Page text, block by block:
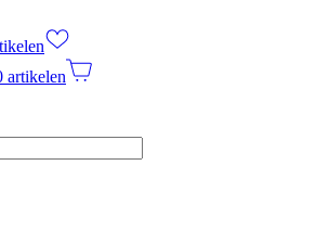
artikelen